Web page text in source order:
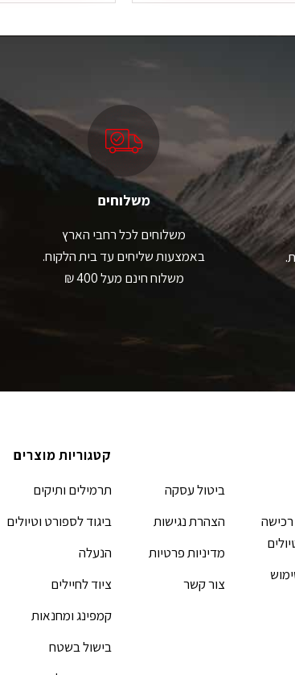
משלוחים
משלוחים לכל רחבי הארץ
באמצעות שליחים עד בית הלקוח.
משלוח חינם מעל 400 ₪
ביטול עסקה
הצהרת נגישות
מדיניות פרטיות
צור קשר
קטגוריות מוצרים
תרמילים ותיקים
ביגוד לספורט וטיולים
הנעלה
ציוד לחיילים
קמפינג ומחנאות
בישול בשטח